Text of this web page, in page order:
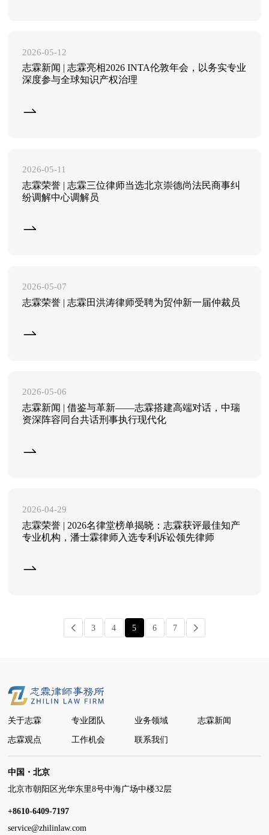
2026-05-12
志霖新闻 | 志霖亮相2026 INTA伦敦年会，以务实专业
深度参与全球知识产权治理
2026-05-11
志霖荣誉 | 志霖三位律师当选北京崇德尚法民商事纠
纷调解中心调解员
2026-05-07
志霖荣誉 | 志霖田洪涛律师受聘为贸仲新一届仲裁员
2026-05-06
志霖新闻 | 借鉴与革新——志霖搭建高端对话，中瑞
资深阵容同台共话刑事执行现代化
2026-04-29
志霖荣誉 | 2026名律堂榜单揭晓：志霖获评最佳知产
专业机构，潘士霖律师入选专利诉讼领先律师
3 4 5 6 7
关于志霖 专业团队 业务领域 志霖新闻
志霖观点 工作机会 联系我们
中国・北京
北京市朝阳区光华东里8号中海广场中楼32层
+8610-6409-7197
service@zhilinlaw.com